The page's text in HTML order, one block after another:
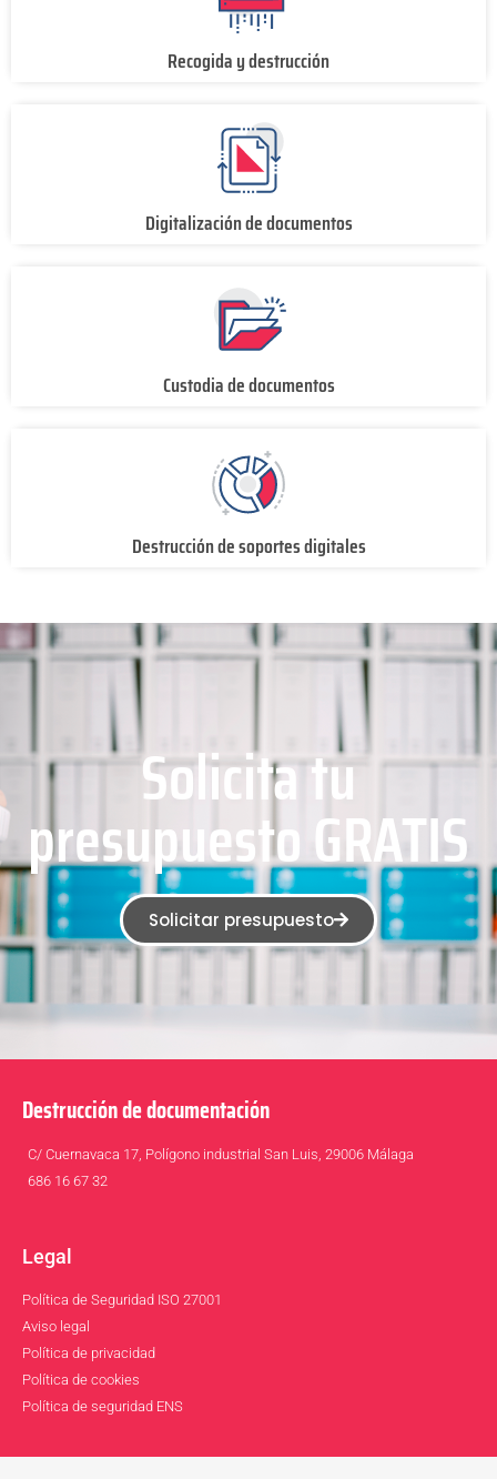
Recogida y destrucción
Digitalización de documentos
Custodia de documentos
Destrucción de soportes digitales
Solicita tu
presupuesto GRATIS
Solicitar presupuesto
Destrucción de documentación
C/ Cuernavaca 17, Polígono industrial San Luis, 29006 Málaga
686 16 67 32
Legal
Política de Seguridad ISO 27001
Aviso legal
Política de privacidad
Política de cookies
Política de seguridad ENS